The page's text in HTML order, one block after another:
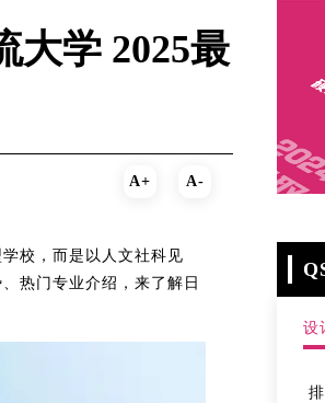
大学 2025最
A+ A-
校，而是以人文社科见
热门专业介绍，来了解日
设